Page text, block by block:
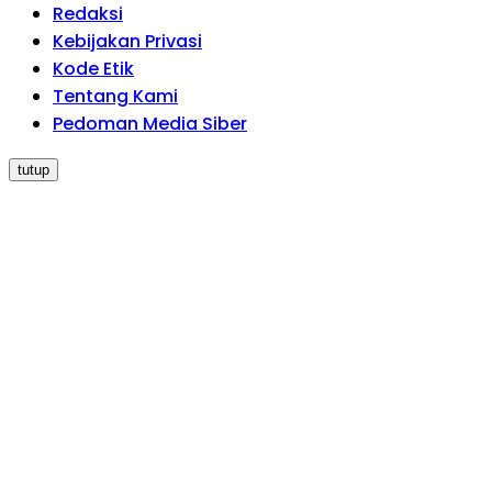
Redaksi
Kebijakan Privasi
Kode Etik
Tentang Kami
Pedoman Media Siber
tutup